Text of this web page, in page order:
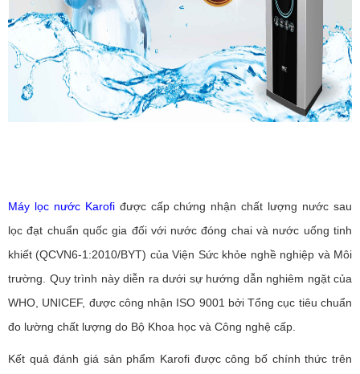
Máy lọc nước Karofiđược cấp chứng nhận chất lượng nước sau
lọc đạt chuẩn quốc gia đối với nước đóng chai và nước uống tinh
khiết (QCVN6-1:2010/BYT) của Viện Sức khỏe nghề nghiệp và Môi
trường. Quy trình này diễn ra dưới sự hướng dẫn nghiêm ngặt của
WHO, UNICEF, được công nhận ISO 9001 bởi Tổng cục tiêu chuẩn
đo lường chất lượng do Bộ Khoa học và Công nghệ cấp.
Kết quả đánh giá sản phẩm Karofi được công bố chính thức trên